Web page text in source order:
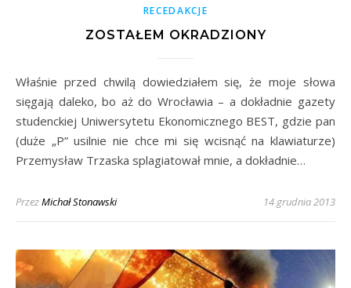
RECEDAKCJE
ZOSTAŁEM OKRADZIONY
Właśnie przed chwilą dowiedziałem się, że moje słowa
sięgają daleko, bo aż do Wrocławia – a dokładnie gazety
studenckiej Uniwersytetu Ekonomicznego BEST, gdzie pan
(duże „P” usilnie nie chce mi się wcisnąć na klawiaturze)
Przemysław Trzaska splagiatował mnie, a dokładnie…
PrzezMichał Stonawski 14 grudnia 2013